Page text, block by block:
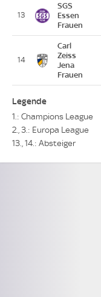
13
SGS
Essen
Frauen
14
Carl
Zeiss
Jena
Frauen
Legende
1.: Champions League
2., 3.: Europa League
13., 14.: Absteiger